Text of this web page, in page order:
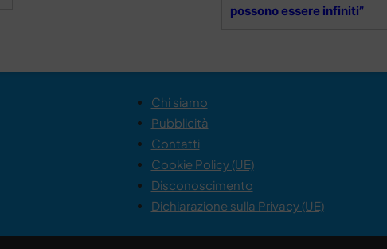
possono essere infiniti”
Chi siamo
Pubblicità
Contatti
Cookie Policy (UE)
Disconoscimento
Dichiarazione sulla Privacy (UE)